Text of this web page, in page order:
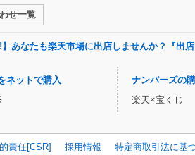
せ一覧
】あなたも楽天市場に出店しませんか？『出
ネットで購入
ナンバーズの
楽天×宝くじ
責任[CSR] 採用情報 特定商取引法に基